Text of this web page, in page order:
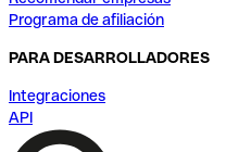
Programa de afiliación
PARA DESARROLLADORES
Integraciones
API